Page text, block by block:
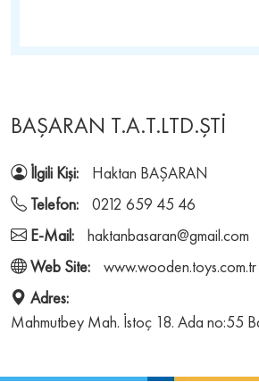
BAŞARAN T.A.T.LTD.ŞTİ
İlgili Kişi:
Haktan BAŞARAN
Telefon:
0212 659 45 46
E-Mail:
haktanbasaran@gmail.com
Web Site:
www.wooden.toys.com.tr
Adres:
Mahmutbey Mah. İstoç 18. Ada no:55